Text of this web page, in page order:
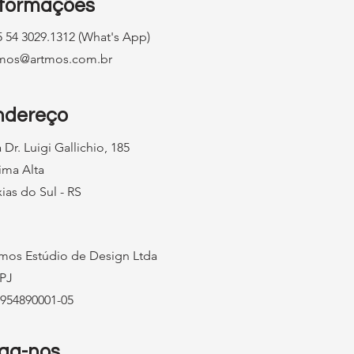
54 3029.1312 (What's App)
Dr. Luigi Gallichio, 185
Alta
do Sul - RS
Estúdio de Design Ltda
05